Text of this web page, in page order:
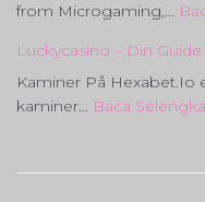
Stats
from Microgaming,…
Luckycasino – Din
Kaminer På Hexabet.Io
kaminer… Baca